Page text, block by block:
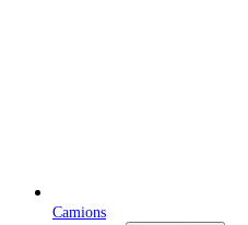
Camions